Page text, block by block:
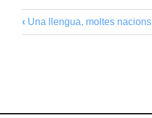
‹ Una llengua, moltes nacions